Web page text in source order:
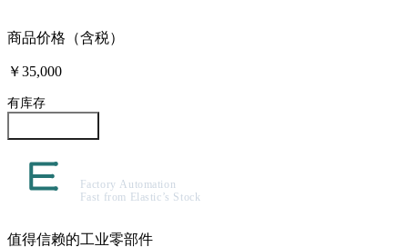
商品价格（含税）
￥35,000
有库存
值得信赖的工业零部件